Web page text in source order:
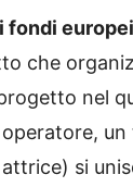
fondi europei
che
nel
si